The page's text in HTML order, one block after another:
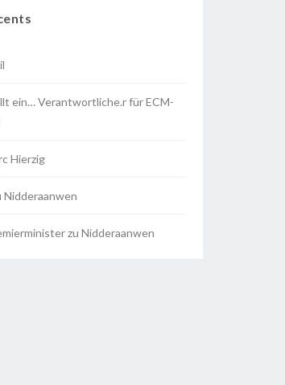
ein… Verantwortliche.r für ECM-
Hierzig
Nidderaanwen
zu Nidderaanwen